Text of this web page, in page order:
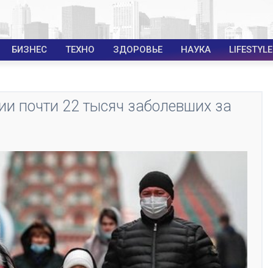
БИЗНЕС ТЕХНО ЗДОРОВЬЕ НАУКА LIFESTYLE
почти 22 тысяч заболевших за